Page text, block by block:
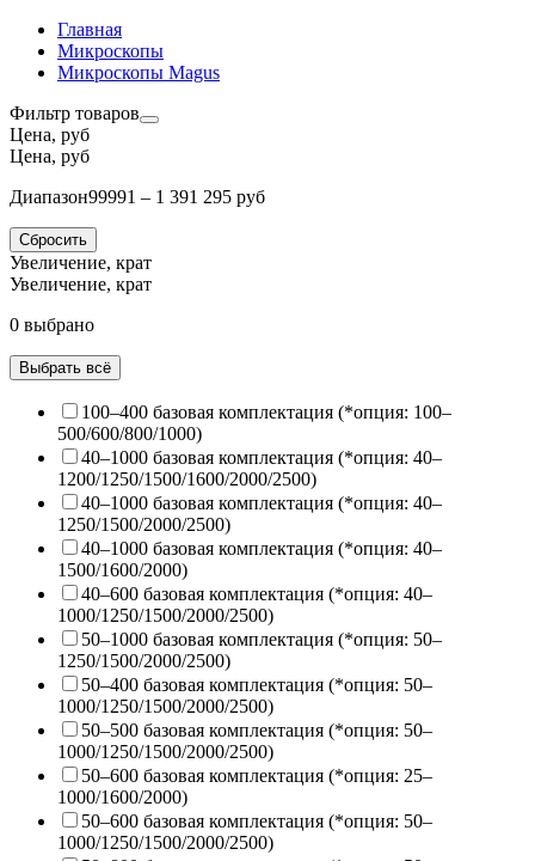
Главная
Микроскопы
Микроскопы Magus
Фильтр товаров
Цена, руб
Цена, руб
Диапазон99991 – 1 391 295 руб
Сбросить
Увеличение, крат
Увеличение, крат
0 выбрано
Выбрать всё
100–400 базовая комплектация (*опция: 100–
500/600/800/1000)
40–1000 базовая комплектация (*опция: 40–
1200/1250/1500/1600/2000/2500)
40–1000 базовая комплектация (*опция: 40–
1250/1500/2000/2500)
40–1000 базовая комплектация (*опция: 40–
1500/1600/2000)
40–600 базовая комплектация (*опция: 40–
1000/1250/1500/2000/2500)
50–1000 базовая комплектация (*опция: 50–
1250/1500/2000/2500)
50–400 базовая комплектация (*опция: 50–
1000/1250/1500/2000/2500)
50–500 базовая комплектация (*опция: 50–
1000/1250/1500/2000/2500)
50–600 базовая комплектация (*опция: 25–
1000/1600/2000)
50–600 базовая комплектация (*опция: 50–
1000/1250/1500/2000/2500)